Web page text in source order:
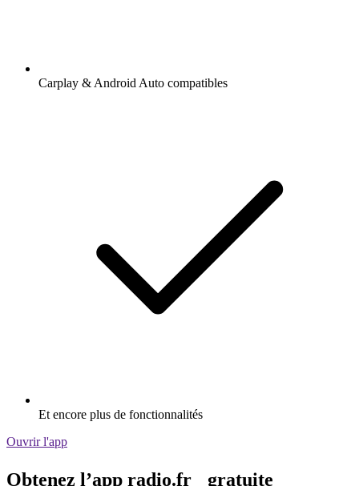
Carplay & Android Auto compatibles
Et encore plus de fonctionnalités
Ouvrir l'app
Obtenez l’app radio.fr gratuite